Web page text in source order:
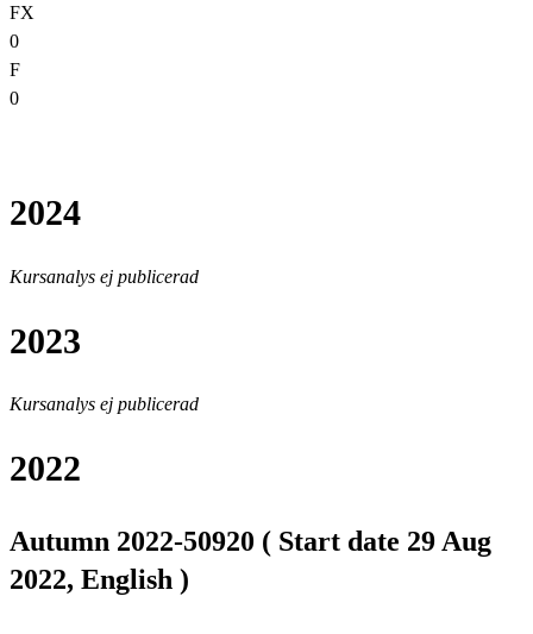
FX
0
F
0
2024
Kursanalys ej publicerad
2023
Kursanalys ej publicerad
2022
Autumn 2022-50920 ( Start date 29 Aug
2022, English )